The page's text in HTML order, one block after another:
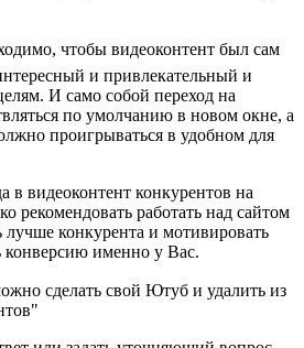
чтобы видеоконтент был сам
и привлекательный и
И само собой переход на
по умолчанию в новом окне, а
проигрываться в удобном для
в видеоконтент конкурентов на
рекомендовать работать над сайтом
конкурента и мотивировать
конверсию именно у Вас.
сделать свой Ютуб и удалить из